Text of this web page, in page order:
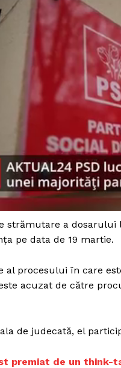
Un
FREEDOM
ROMÂNIA
strămutare a dosarului
pe data de 19 martie.
al procesului în care
acuzat de către
de judecată, el
premiat de un think-